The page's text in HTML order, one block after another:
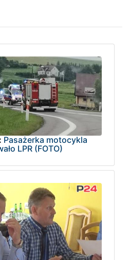
Pasażerka motocykla
LPR (FOTO)